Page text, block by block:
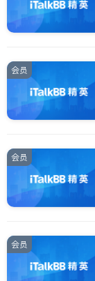
会员
会员
会员